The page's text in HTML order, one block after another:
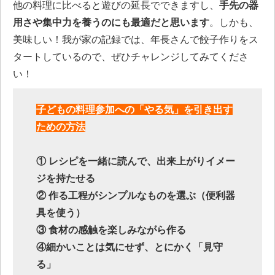
他の料理に比べると遊びの延長でできますし、 手先の器
用さや集中力を養うのにも最適だと思います。しかも、
美味しい！我が家の記録では、年長さんで餃子作りをス
タートしているので、ぜひチャレンジしてみてくださ
い！
子どもの料理参加への「やる気」を引き出す
ための方法
① レシピを一緒に読んで、出来上がりイメー
ジを持たせる
② 作る工程がシンプルなものを選ぶ（便利器
具を使う）
③ 食材の感触を楽しみながら作る
④細かいことは気にせず、とにかく「見守
る」